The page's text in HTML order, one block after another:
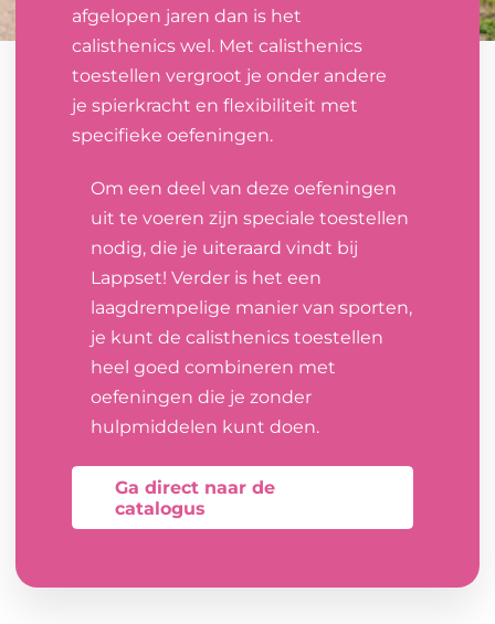
afgelopen jaren dan is het
calisthenics wel. Met calisthenics
toestellen vergroot je onder andere
je spierkracht en flexibiliteit met
specifieke oefeningen.
Om een deel van deze oefeningen
uit te voeren zijn speciale toestellen
nodig, die je uiteraard vindt bij
Lappset! Verder is het een
laagdrempelige manier van sporten,
je kunt de calisthenics toestellen
heel goed combineren met
oefeningen die je zonder
hulpmiddelen kunt doen.
Ga direct naar de
catalogus